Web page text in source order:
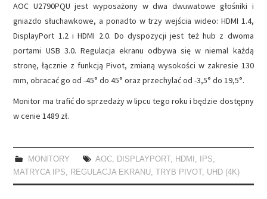
AOC U2790PQU jest wyposażony w dwa dwuwatowe głośniki i
gniazdo słuchawkowe, a ponadto w trzy wejścia wideo: HDMI 1.4,
DisplayPort 1.2 i HDMI 2.0. Do dyspozycji jest też hub z dwoma
portami USB 3.0. Regulacja ekranu odbywa się w niemal każdą
stronę, łącznie z funkcją Pivot, zmianą wysokości w zakresie 130
mm, obracać go od -45° do 45° oraz przechylać od -3,5° do 19,5°.
Monitor ma trafić do sprzedaży w lipcu tego roku i będzie dostępny
w cenie 1489 zł.
MONITORY AOC, DISPLAYPORT , HDMI , IPS,
MATRYCA IPS, REGULACJA EKRANU, TRYB PIVOT , UHD (4K)